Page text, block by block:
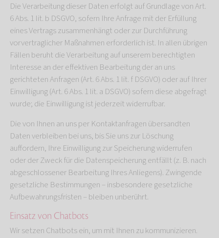
Die Verarbeitung dieser Daten erfolgt auf Grundlage von Art.
6 Abs. 1 lit. b DSGVO, sofern Ihre Anfrage mit der Erfüllung
eines Vertrags zusammenhängt oder zur Durchführung
vorvertraglicher Maßnahmen erforderlich ist. In allen übrigen
Fällen beruht die Verarbeitung auf unserem berechtigten
Interesse an der effektiven Bearbeitung der an uns
gerichteten Anfragen (Art. 6 Abs. 1 lit. f DSGVO) oder auf Ihrer
Einwilligung (Art. 6 Abs. 1 lit. a DSGVO) sofern diese abgefragt
wurde; die Einwilligung ist jederzeit widerrufbar.
Die von Ihnen an uns per Kontaktanfragen übersandten
Daten verbleiben bei uns, bis Sie uns zur Löschung
auffordern, Ihre Einwilligung zur Speicherung widerrufen
oder der Zweck für die Datenspeicherung entfällt (z. B. nach
abgeschlossener Bearbeitung Ihres Anliegens). Zwingende
gesetzliche Bestimmungen – insbesondere gesetzliche
Aufbewahrungsfristen – bleiben unberührt.
Einsatz von Chatbots
Wir setzen Chatbots ein, um mit Ihnen zu kommunizieren.